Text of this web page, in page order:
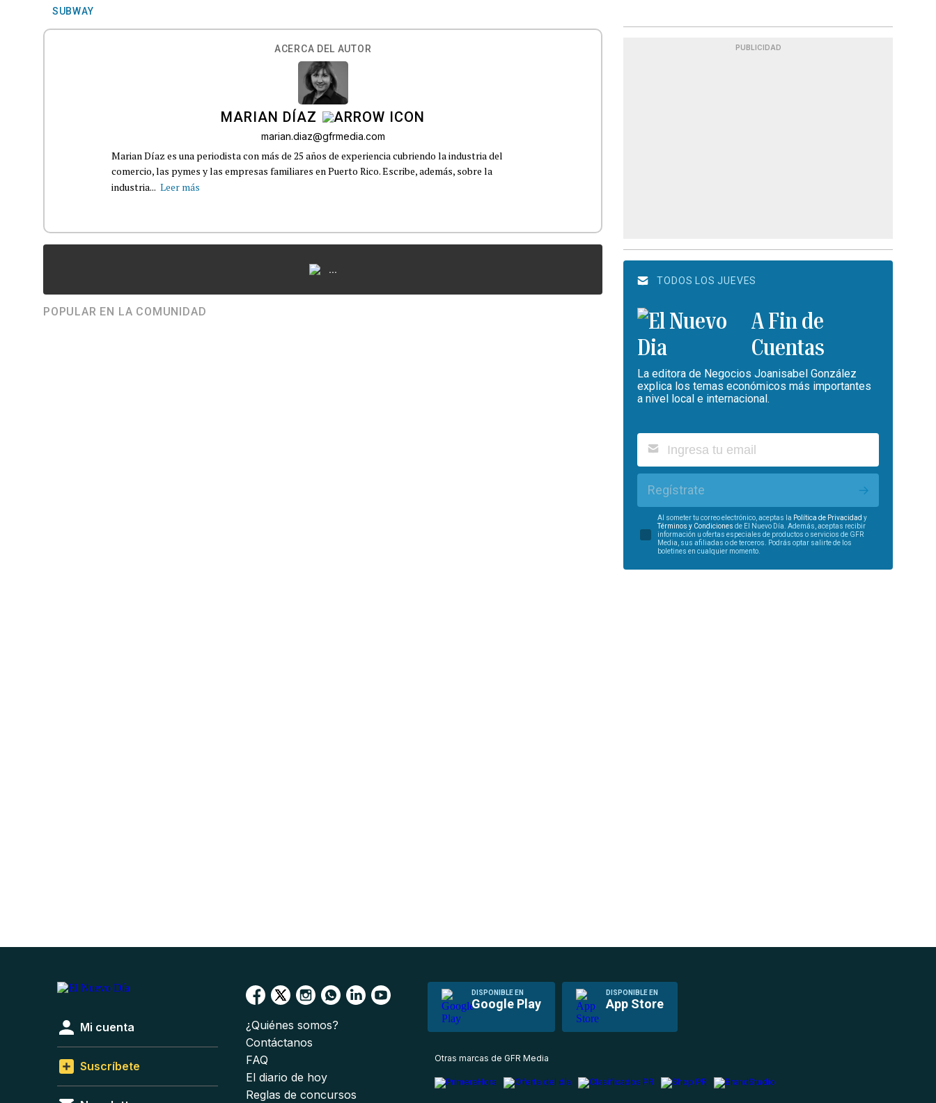
SUBWAY
ACERCA DEL AUTOR
MARIAN DÍAZ
marian.diaz@gfrmedia.com
Marian Díaz es una periodista con más de 25 años de experiencia cubriendo la industria del
comercio, las pymes y las empresas familiares en Puerto Rico. Escribe, además, sobre la
industria... Leer más
...
POPULAR EN LA COMUNIDAD
PUBLICIDAD
TODOS LOS JUEVES
A Fin de
Cuentas
La editora de Negocios Joanisabel González
explica los temas económicos más importantes
a nivel local e internacional.
Regístrate
Al someter tu correo electrónico, aceptas la Política de Privacidad y
Términos y Condiciones de El Nuevo Día. Además, aceptas recibir
información u ofertas especiales de productos o servicios de GFR
Media, sus afiliadas o de terceros. Podrás optar salirte de los
boletines en cualquier momento.
DISPONIBLE EN
Google Play
DISPONIBLE EN
App Store
Mi cuenta
Suscríbete
¿Quiénes somos?
Contáctanos
FAQ
El diario de hoy
Reglas de concursos
Otras marcas de GFR Media